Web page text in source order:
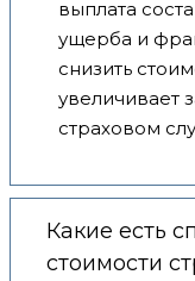
выплата
ущерба и
снизить
увеличивает
страховом
Какие есть
стоимости